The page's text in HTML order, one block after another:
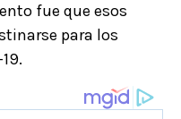
fue que esos
para los